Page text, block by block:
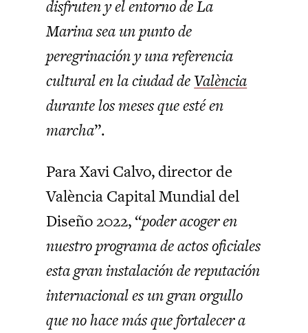
disfruten y el entorno de La
Marina sea un punto de
peregrinación y una referencia
cultural en la ciudad deValència
durante los meses que esté en
marcha”.
Para Xavi Calvo, director de
València Capital Mundial del
Diseño 2022, “poder acoger en
nuestro programa de actos oficiales
esta gran instalación de reputación
internacional es un gran orgullo
que no hace más que fortalecer a